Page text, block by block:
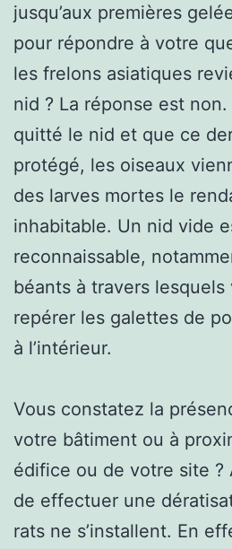
jusqu’aux premières
pour répondre à votre
les frelons asiatiques
nid ? La réponse est non.
quitté le nid et que ce
protégé, les oiseaux
des larves mortes le
inhabitable. Un nid vide
reconnaissable,
béants à travers lesquels
repérer les galettes de
à l’intérieur.
Vous constatez la
votre bâtiment ou à
édifice ou de votre site ?
de effectuer une
rats ne s’installent. En